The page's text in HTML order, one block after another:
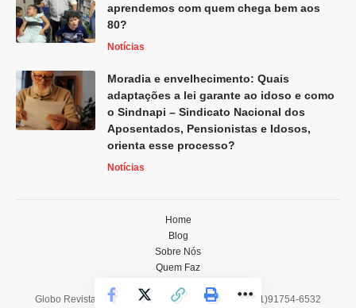
aprendemos com quem chega bem aos
80?
Notícias
Moradia e envelhecimento: Quais
adaptações a lei garante ao idoso e como
o Sindnapi – Sindicato Nacional dos
Aposentados, Pensionistas e Idosos,
orienta esse processo?
Notícias
Globo Revista - contato@globorevista.com.br - tel.(11)91754-6532
Home
Blog
Sobre Nós
Quem Faz